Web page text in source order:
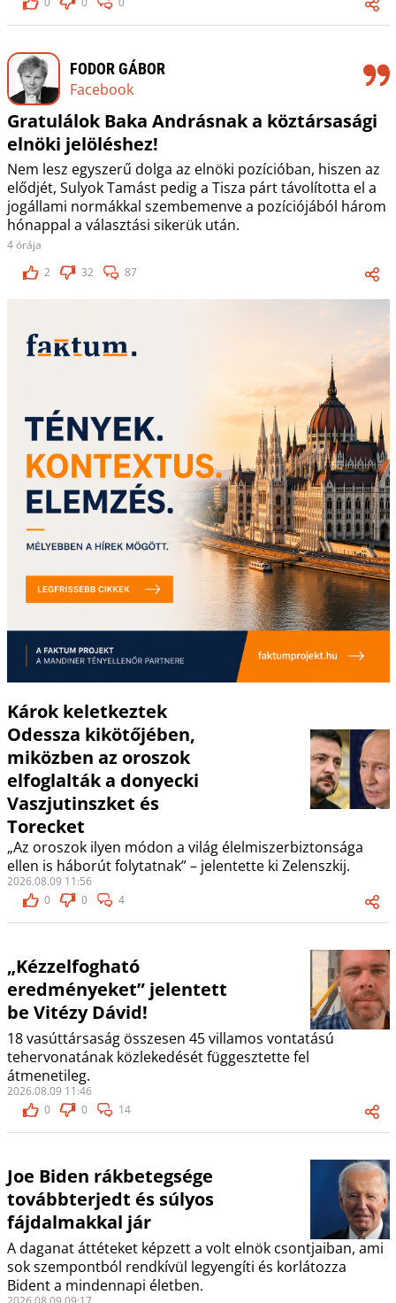
FODOR GÁBOR
Facebook
Gratulálok Baka Andrásnak a köztársasági
elnöki jelöléshez!
Nem lesz egyszerű dolga az elnöki pozícióban, hiszen az
elődjét, Sulyok Tamást pedig a Tisza párt távolította el a
jogállami normákkal szembemenve a pozíciójából három
hónappal a választási sikerük után.
4 órája
2
32 87
Károk keletkeztek
Odessza kikötőjében,
miközben az oroszok
elfoglalták a donyecki
Vaszjutinszket és
Torecket
„Az oroszok ilyen módon a világ élelmiszerbiztonsága
ellen is háborút folytatnak” – jelentette ki Zelenszkij.
2026.08.09 11:56
0
0 4
„Kézzelfogható
eredményeket” jelentett
be Vitézy Dávid!
18 vasúttársaság összesen 45 villamos vontatású
tehervonatának közlekedését függesztette fel
átmenetileg.
2026.08.09 11:46
0
0 14
Joe Biden rákbetegsége
továbbterjedt és súlyos
fájdalmakkal jár
A daganat áttéteket képzett a volt elnök csontjaiban, ami
sok szempontból rendkívül legyengíti és korlátozza
Bident a mindennapi életben.